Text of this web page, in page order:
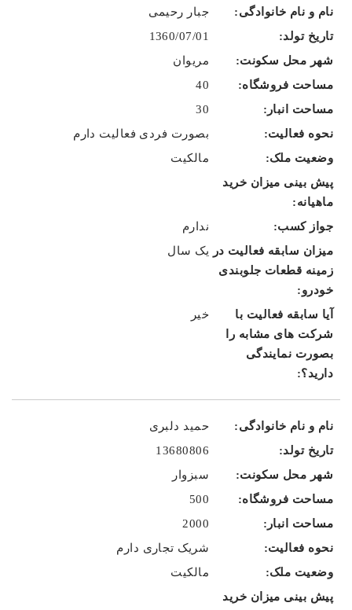
جبار رحیمی
1360/07/01
مریوان
40
30
بصورت فردی فعالیت دارم
مالکیت
ندارم
یک سال
خیر
حمید دلبری
13680806
سبزوار
500
2000
شریک تجاری دارم
مالکیت